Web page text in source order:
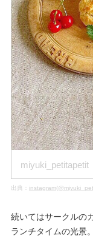
miyuki_petitapetit
出典：
続いてはサークルの
ランチタイムの光景。